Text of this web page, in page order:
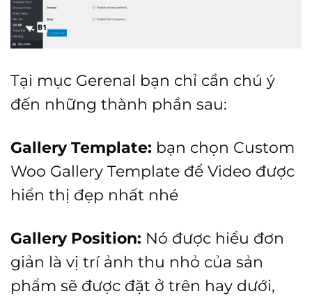
Tại mục Gerenal bạn chỉ cần chú ý
đến những thành phần sau:
Gallery Template: bạn chọn Custom
Woo Gallery Template để Video được
hiển thị đẹp nhất nhé
Gallery Position: Nó được hiểu đơn
giản là vị trí ảnh thu nhỏ của sản
phẩm sẽ được đặt ở trên hay dưới,